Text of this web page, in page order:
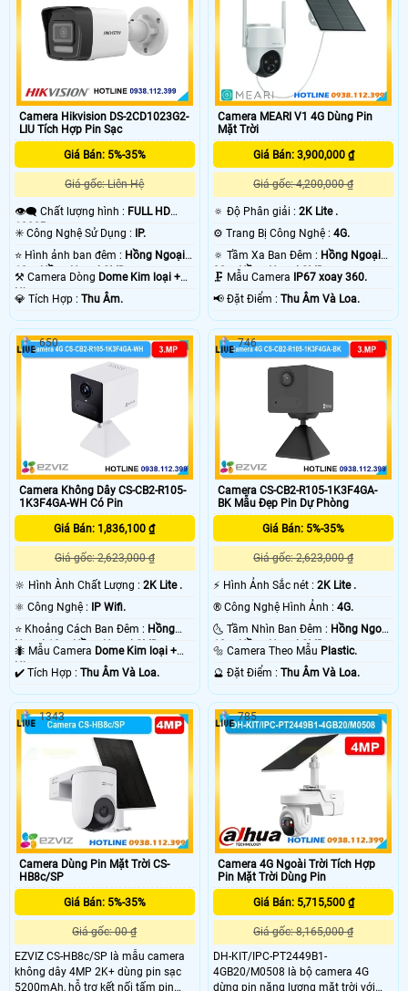
Camera Hikvision DS-2CD1023G2-
LIU Tích Hợp Pin Sạc
Giá Bán: 5%-35%
Giá gốc: Liên Hệ
👁️‍🗨 Chất lượng hình : FULL HD
1080P .
✳️ Công Nghệ Sử Dụng :
IP.
⭐ Hình ảnh ban đêm : Hồng Ngoại
10m Hồng Ngoại SMD.
⚒ Camera Dòng Dome Kim loại +
Nhựa.
️💎 Tích Hợp : Thu Âm.
Camera MEARI V1 4G Dùng Pin
Mặt Trời
Giá Bán: 3,900,000 ₫
Giá gốc: 4,200,000 ₫
🔅 Độ Phân giải :2K Lite .
⚙ Trang Bị Công Nghệ :4G.
🔅 Tầm Xa Ban Đêm : Hồng Ngoại
30m Hồng Ngoại SMD.
🗜️ Mẫu Camera
IP67 xoay 360.
️📢 Đặt Điểm :Thu Âm Và Loa.
Camera Không Dây CS-CB2-R105-
1K3F4GA-WH Có Pin
Giá Bán: 1,836,100 ₫
Giá gốc: 2,623,000 ₫
🔆 Hình Ành Chất Lượng : 2K Lite .
⚛️ Công Nghệ :
IP Wifi.
⭐ Khoảng Cách Ban Đêm : Hồng
Ngoại 10m Hồng Ngoại SMD.
🐜 Mẫu Camera Dome Kim loại +
Nhựa.
️✔️ Tích Hợp : Thu Âm Và Loa.
650
Camera CS-CB2-R105-1K3F4GA-
BK Mẫu Đẹp Pin Dự Phòng
Giá Bán: 5%-35%
Giá gốc: 2,623,000 ₫
️⚡ Hình Ảnh Sắc nét :2K Lite .
®️ Công Nghệ Hình Ảnh :4G.
🌜 Tầm Nhìn Ban Đêm : Hồng Ngoại
10m Hồng Ngoại SMD.
🔩 Camera Theo Mẫu Plastic.
️🔮 Đặt Điểm :Thu Âm Và Loa.
746
Camera Dùng Pin Mặt Trời CS-
HB8c/SP
Giá Bán: 5%-35%
Giá gốc: 00 ₫
EZVIZ CS-HB8c/SP là mẫu camera
không dây 4MP 2K+ dùng pin sạc
5200mAh, hỗ trợ kết nối tấm pin
1343
Camera 4G Ngoài Trời Tích Hợp
Pin Mặt Trời Dùng Pin
Giá Bán: 5,715,500 ₫
Giá gốc: 8,165,000 ₫
DH-KIT/IPC-PT2449B1-
4GB20/M0508 là bộ camera 4G
dừng pin năng lượng mặt trời với
785